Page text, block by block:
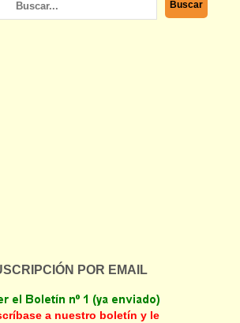
POR EMAIL
a nuestro boletín y le